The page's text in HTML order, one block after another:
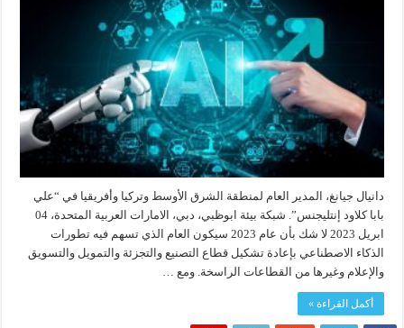
دانيال جيانغ، المدير العام لمنطقة الشرق الأوسط وتركيا وأفريقيا في “علي
بابا كلاود إنتليجنس”. شبكة بيئة ابوظبي، دبي، الامارات العربية المتحدة، 04
ابريل 2023 لا شك بأن عام 2023 سيكون العام الذي تسهم فيه تطورات
الذكاء الاصطناعي بإعادة تشكيل قطاع التصنيع والتجزئة والتمويل والتسويق
والإعلام وغيرها من القطاعات الراسخة. ومع …
أكمل القراءة »